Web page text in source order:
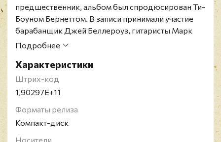
предшественник, альбом был спродюсирован Ти-
Боуном Бернеттом. В записи принимали участие
барабанщик Джей Беллероуз, гитаристы Марк
Рибо, Давид Идальго, Билл Фризелл и Бадди
также Расс Пол, сыгравший на стил-гитаре.
Альбом включает 12 кавер-версий песен
легендарных и не широко известных артистов,
Brothers, Энн Бриггс, Джиши Уайли и Берт
Дженш. Также в него вошли написанная Плантом
и Бернеттом песня "High and Lonesome" и кавер-
Подробнее
Характеристики
Штрих-код
1,90297E+11
Форматы релиза
Компакт-диск
Носители